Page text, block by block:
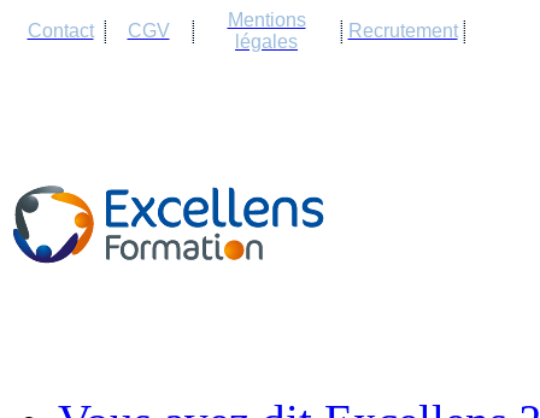
Contact CGV
Mentions
légales
Recrutement